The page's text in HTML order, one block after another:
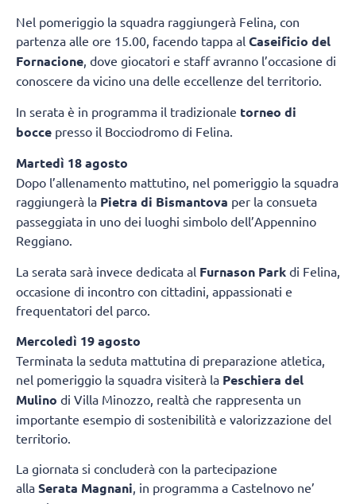
Nel pomeriggio la squadra raggiungerà Felina, con
partenza alle ore 15.00, facendo tappa al Caseificio del
Fornacione, dove giocatori e staff avranno l’occasione di
conoscere da vicino una delle eccellenze del territorio.
In serata è in programma il tradizionale torneo di
bocce presso il Bocciodromo di Felina.
Martedì 18 agosto
Dopo l’allenamento mattutino, nel pomeriggio la squadra
raggiungerà la Pietra di Bismantova per la consueta
passeggiata in uno dei luoghi simbolo dell’Appennino
Reggiano.
La serata sarà invece dedicata al Furnason Park di Felina,
occasione di incontro con cittadini, appassionati e
frequentatori del parco.
Mercoledì 19 agosto
Terminata la seduta mattutina di preparazione atletica,
nel pomeriggio la squadra visiterà la Peschiera del
Mulino di Villa Minozzo, realtà che rappresenta un
importante esempio di sostenibilità e valorizzazione del
territorio.
La giornata si concluderà con la partecipazione
alla Serata Magnani, in programma a Castelnovo ne’